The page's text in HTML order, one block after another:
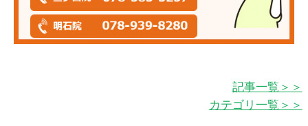
記事一覧＞＞
カテゴリ一覧＞＞